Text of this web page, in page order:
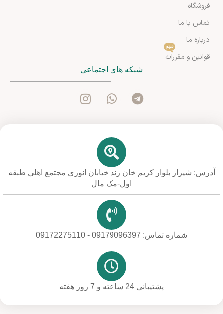
فروشگاه
تماس با ما
درباره ما
قوانین و مقررات
مهم
شبکه های اجتماعی
آدرس: شیراز بلوار کریم خان زند خیابان انوری مجتمع اهلی طبقه
اول-مک مال
شماره تماس: 09179096397 - 09172275110
پشتیبانی 24 ساعته و 7 روز هفته